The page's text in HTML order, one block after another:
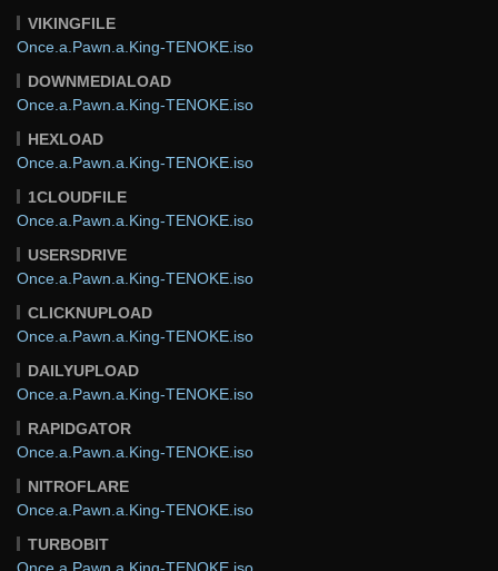
VIKINGFILE
Once.a.Pawn.a.King-TENOKE.iso
DOWNMEDIALOAD
Once.a.Pawn.a.King-TENOKE.iso
HEXLOAD
Once.a.Pawn.a.King-TENOKE.iso
1CLOUDFILE
Once.a.Pawn.a.King-TENOKE.iso
USERSDRIVE
Once.a.Pawn.a.King-TENOKE.iso
CLICKNUPLOAD
Once.a.Pawn.a.King-TENOKE.iso
DAILYUPLOAD
Once.a.Pawn.a.King-TENOKE.iso
RAPIDGATOR
Once.a.Pawn.a.King-TENOKE.iso
NITROFLARE
Once.a.Pawn.a.King-TENOKE.iso
TURBOBIT
Once.a.Pawn.a.King-TENOKE.iso